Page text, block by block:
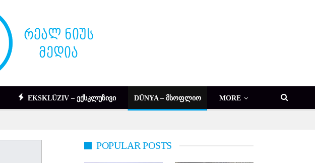
EKSKLÜZIV – ᲔᲥᲡᲙᲚᲣᲖᲘᲕᲘ DÜNYA – ᲛᲡᲝᲤᲚᲘᲝ MORE
POPULAR POSTS